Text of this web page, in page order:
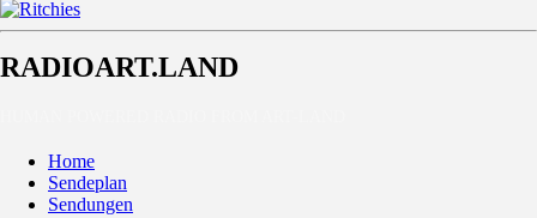
RADIOART.LAND
Home
Sendeplan
Sendungen